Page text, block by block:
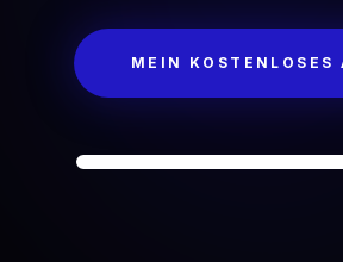
MEIN KOSTENLOSES